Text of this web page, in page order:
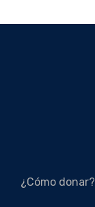
¿Cómo donar?